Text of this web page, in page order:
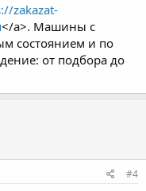
zakazat-
</a>. Машины с
состоянием и по
от подбора до
#4